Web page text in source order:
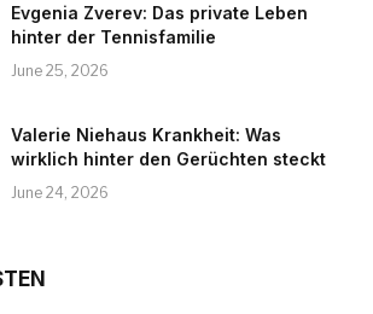
Evgenia Zverev: Das private Leben
hinter der Tennisfamilie
June 25, 2026
Valerie Niehaus Krankheit: Was
wirklich hinter den Gerüchten steckt
June 24, 2026